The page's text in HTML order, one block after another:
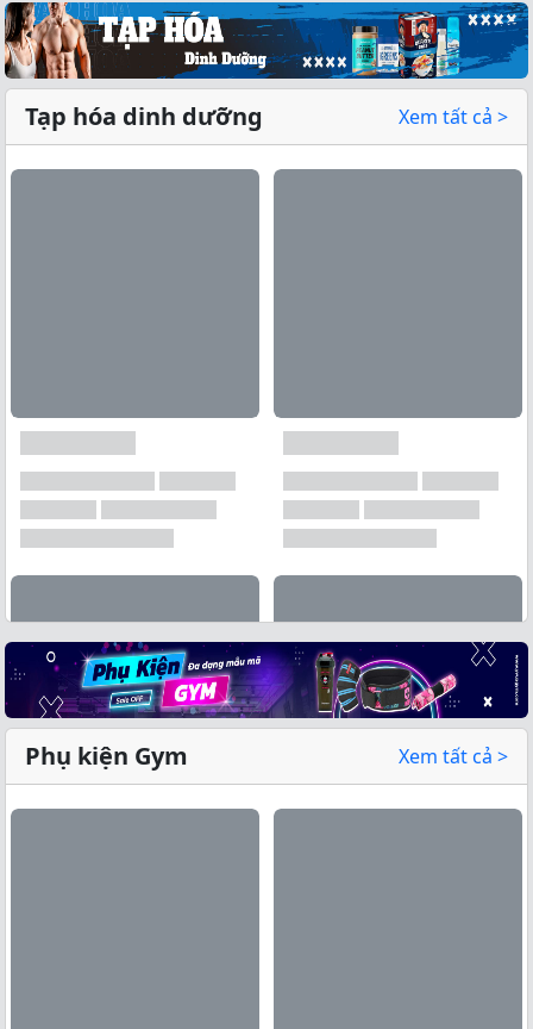
Xem tất cả →
Xem tất cả →
Tạp hóa dinh dưỡng Xem tất cả >
Phụ kiện Gym Xem tất cả >